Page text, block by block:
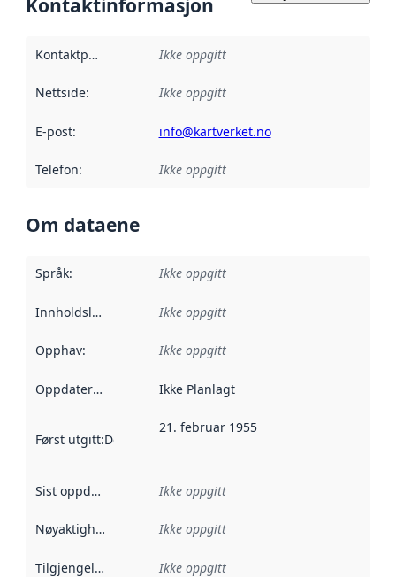
Kontaktinformasjon
Kontaktpunkt Ikke oppgitt
Nettside: Ikke oppgitt
E-post: info@kartverket.no
Telefon: Ikke oppgitt
Om dataene
Språk: Ikke oppgitt
Innholdsleverandører :
Ikke oppgitt
Opphav: Ikke oppgitt
Oppdateringsfrekvens :
Ikke Planlagt
Først utgitt:Denne datoen sier når dataene i dette
21. februar 1955
Sist oppdatert Ikke oppgitt
Nøyaktighet Ikke oppgitt
Tilgjengelighet Ikke oppgitt